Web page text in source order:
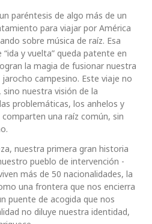
paréntesis de algo más de un
para viajar por América
sobre música de raíz. Esa
y vuelta” queda patente en
la magia de fusionar nuestra
campesino. Este viaje no
nuestra visión de la
problemáticas, los anhelos y
una raíz común, sin
nuestra primera gran historia
pueblo de intervención -
más de 50 nacionalidades, la
una frontera que nos encierra
puente de acogida que nos
no diluye nuestra identidad,